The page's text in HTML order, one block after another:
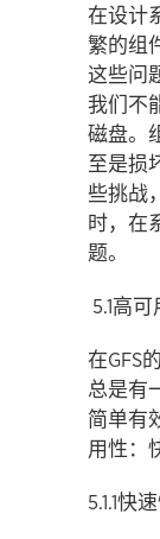
在设计
繁的组
这些问
我们不
磁盘。
至是损
些挑战
时，在
题。
5.1高可
在GFS
总是有
简单有
用性：
5.1.1快